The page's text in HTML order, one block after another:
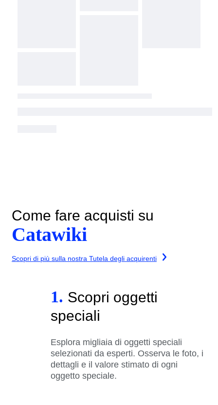
Come fare acquisti su
Catawiki
Scopri di più sulla nostra Tutela degli acquirenti
1. Scopri oggetti
speciali
Esplora migliaia di oggetti speciali
selezionati da esperti. Osserva le foto, i
dettagli e il valore stimato di ogni
oggetto speciale.